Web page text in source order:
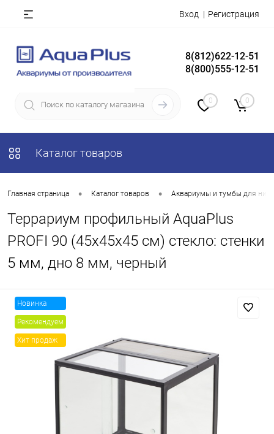
Вход Регистрация
8(812)622-12-51
8(800)555-12-51
0 0
Каталог товаров
Главная страница • Каталог товаров • Аквариумы и тумбы для них
Террариум профильный AquaPlus
PROFI 90 (45х45х45 см) стекло: стенки
5 мм, дно 8 мм, черный
Новинка
Рекомендуем
Хит продаж